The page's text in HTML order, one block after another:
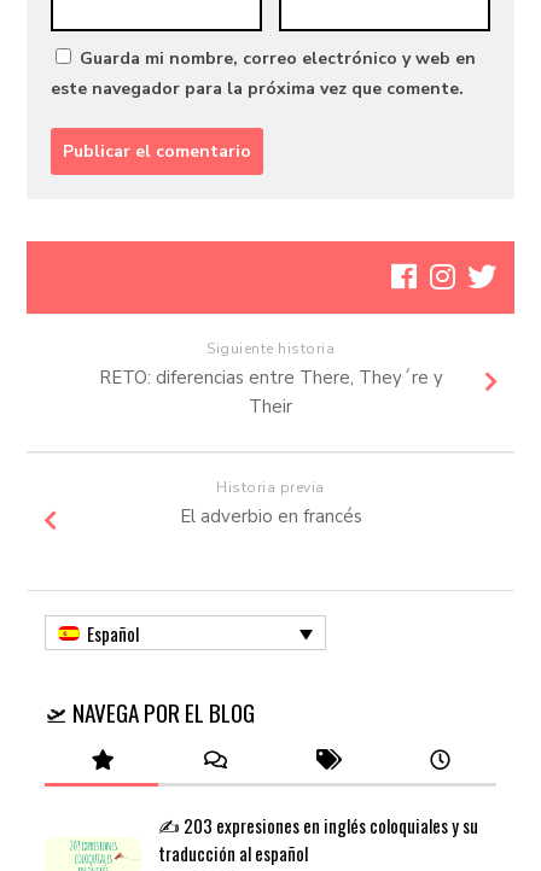
Guarda mi nombre, correo electrónico y web en
este navegador para la próxima vez que comente.
Siguiente historia
RETO: diferencias entre There, They´re y
Their
Historia previa
El adverbio en francés
Español
🛫 NAVEGA POR EL BLOG
✍️ 203 expresiones en inglés coloquiales y su
traducción al español